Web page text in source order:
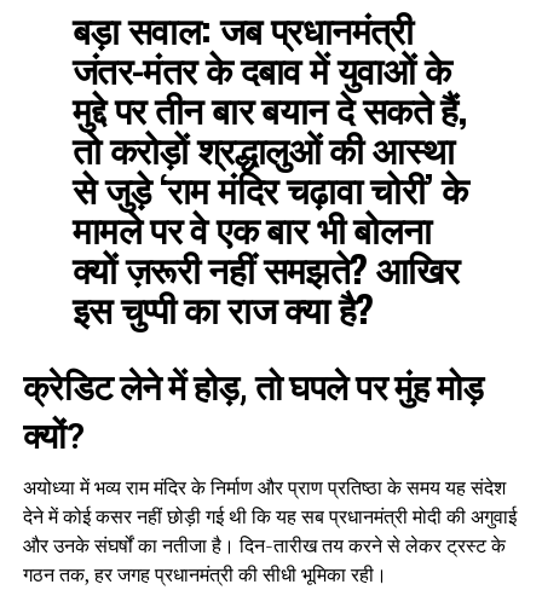
बड़ा सवाल:जब प्रधानमंत्री
जंतर-मंतर के दबाव में युवाओं के
मुद्दे पर तीन बार बयान दे सकते हैं,
तो करोड़ों श्रद्धालुओं की आस्था
से जुड़े ‘राम मंदिर चढ़ावा चोरी’ के
मामले पर वे एक बार भी बोलना
क्यों ज़रूरी नहीं समझते? आखिर
इस चुप्पी का राज क्या है?
क्रेडिट लेने में होड़, तो घपले पर मुंह मोड़
क्यों?
अयोध्या में भव्य राम मंदिर के निर्माण और प्राण प्रतिष्ठा के समय यह संदेश
देने में कोई कसर नहीं छोड़ी गई थी कि यह सब प्रधानमंत्री मोदी की अगुवाई
और उनके संघर्षों का नतीजा है। दिन-तारीख तय करने से लेकर ट्रस्ट के
गठन तक, हर जगह प्रधानमंत्री की सीधी भूमिका रही।